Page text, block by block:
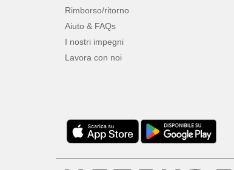
Rimborso/ritorno
Aiuto & FAQs
I nostri impegni
Lavora con noi